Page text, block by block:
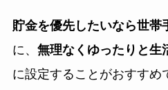
貯金を優先したいなら世帯
に、 無理なくゆったりと生
に設定することがおすすめ